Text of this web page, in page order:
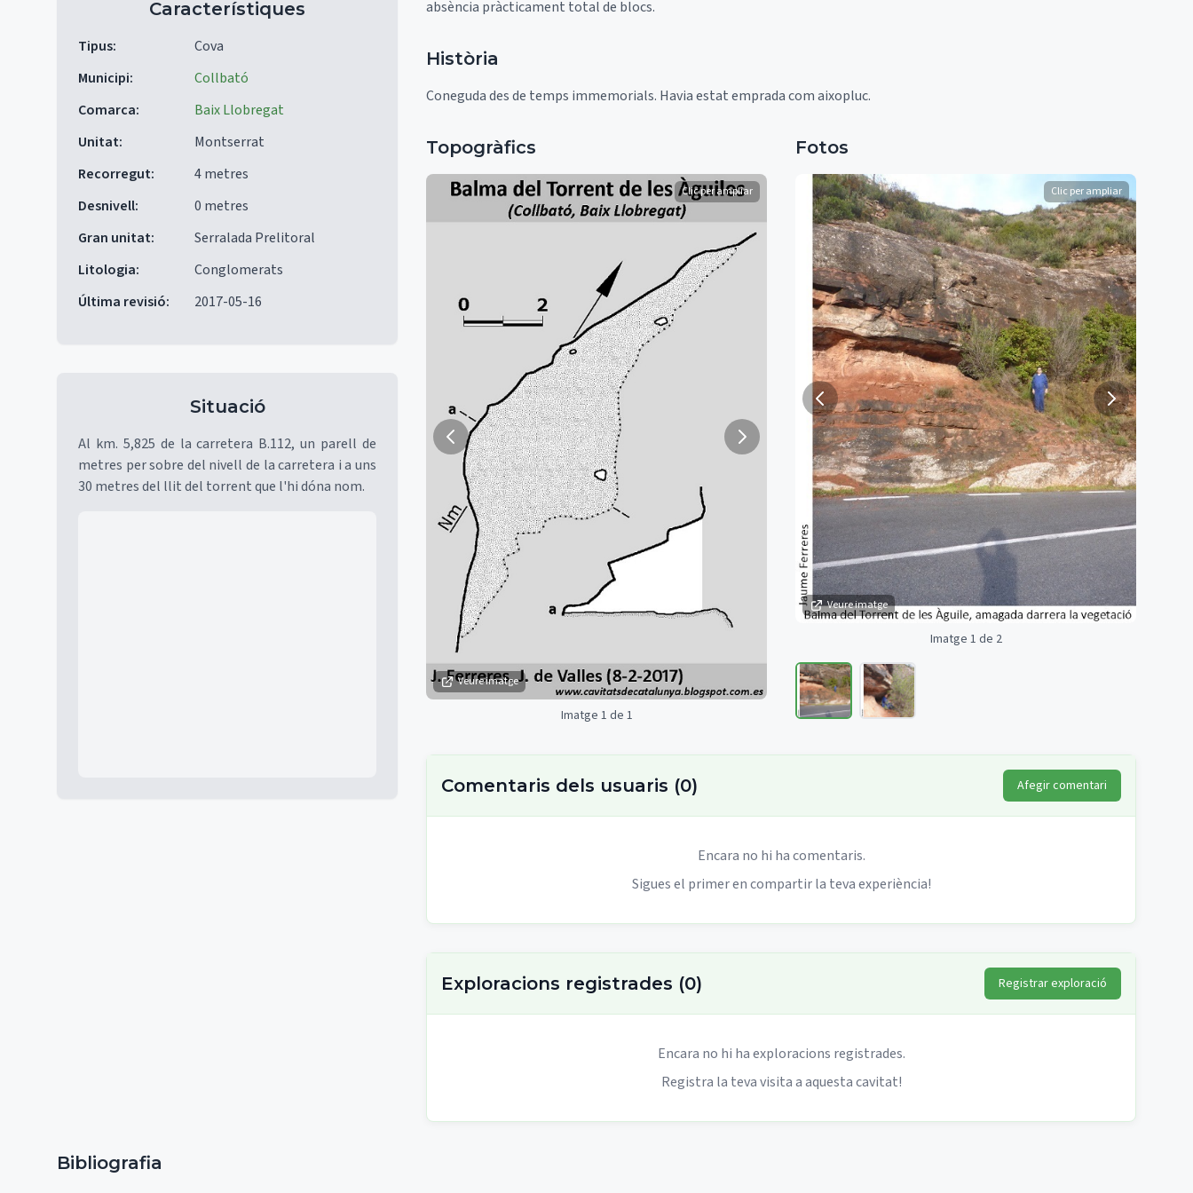
Característiques
Tipus:
Cova
Municipi:
Collbató
Comarca:
Baix Llobregat
Unitat:
Montserrat
Recorregut:
4 metres
Desnivell:
0 metres
Gran unitat:
Serralada Prelitoral
Litologia:
Conglomerats
Última revisió: 2017-05-16
Situació
Al km. 5,825 de la carretera B.112, un parell de
metres per sobre del nivell de la carretera i a uns
30 metres del llit del torrent que l'hi dóna nom.
absència pràcticament total de blocs.
Història
Coneguda des de temps immemorials. Havia estat emprada com aixopluc.
Topogràfics
Veure imatge
Clic per ampliar
Imatge 1 de 1
Fotos
Veure imatge
Clic per ampliar
Imatge 1 de 2
Comentaris dels usuaris (0) Afegir comentari
Encara no hi ha comentaris.
Sigues el primer en compartir la teva experiència!
Exploracions registrades (0) Registrar exploració
Encara no hi ha exploracions registrades.
Registra la teva visita a aquesta cavitat!
Bibliografia